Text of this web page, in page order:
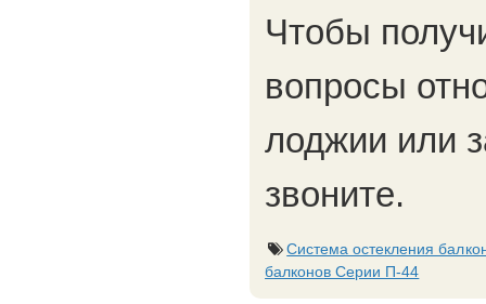
Чтобы
вопросы
лоджии или
звоните.
Система остекления
балконов Серии П-44